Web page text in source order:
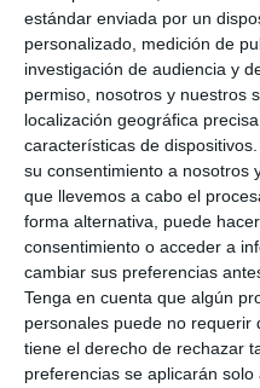
estándar enviada por un
personalizado, medición de
investigación de audiencia y
permiso, nosotros y nuestros
localización geográfica
características de
su consentimiento a nosotros
que llevemos a cabo el
forma alternativa, puede
consentimiento o acceder a
cambiar sus preferencias
Tenga en cuenta que algún
personales puede no requerir
tiene el derecho de rechazar
preferencias se aplicarán
Los técnicos de
MARTÍN